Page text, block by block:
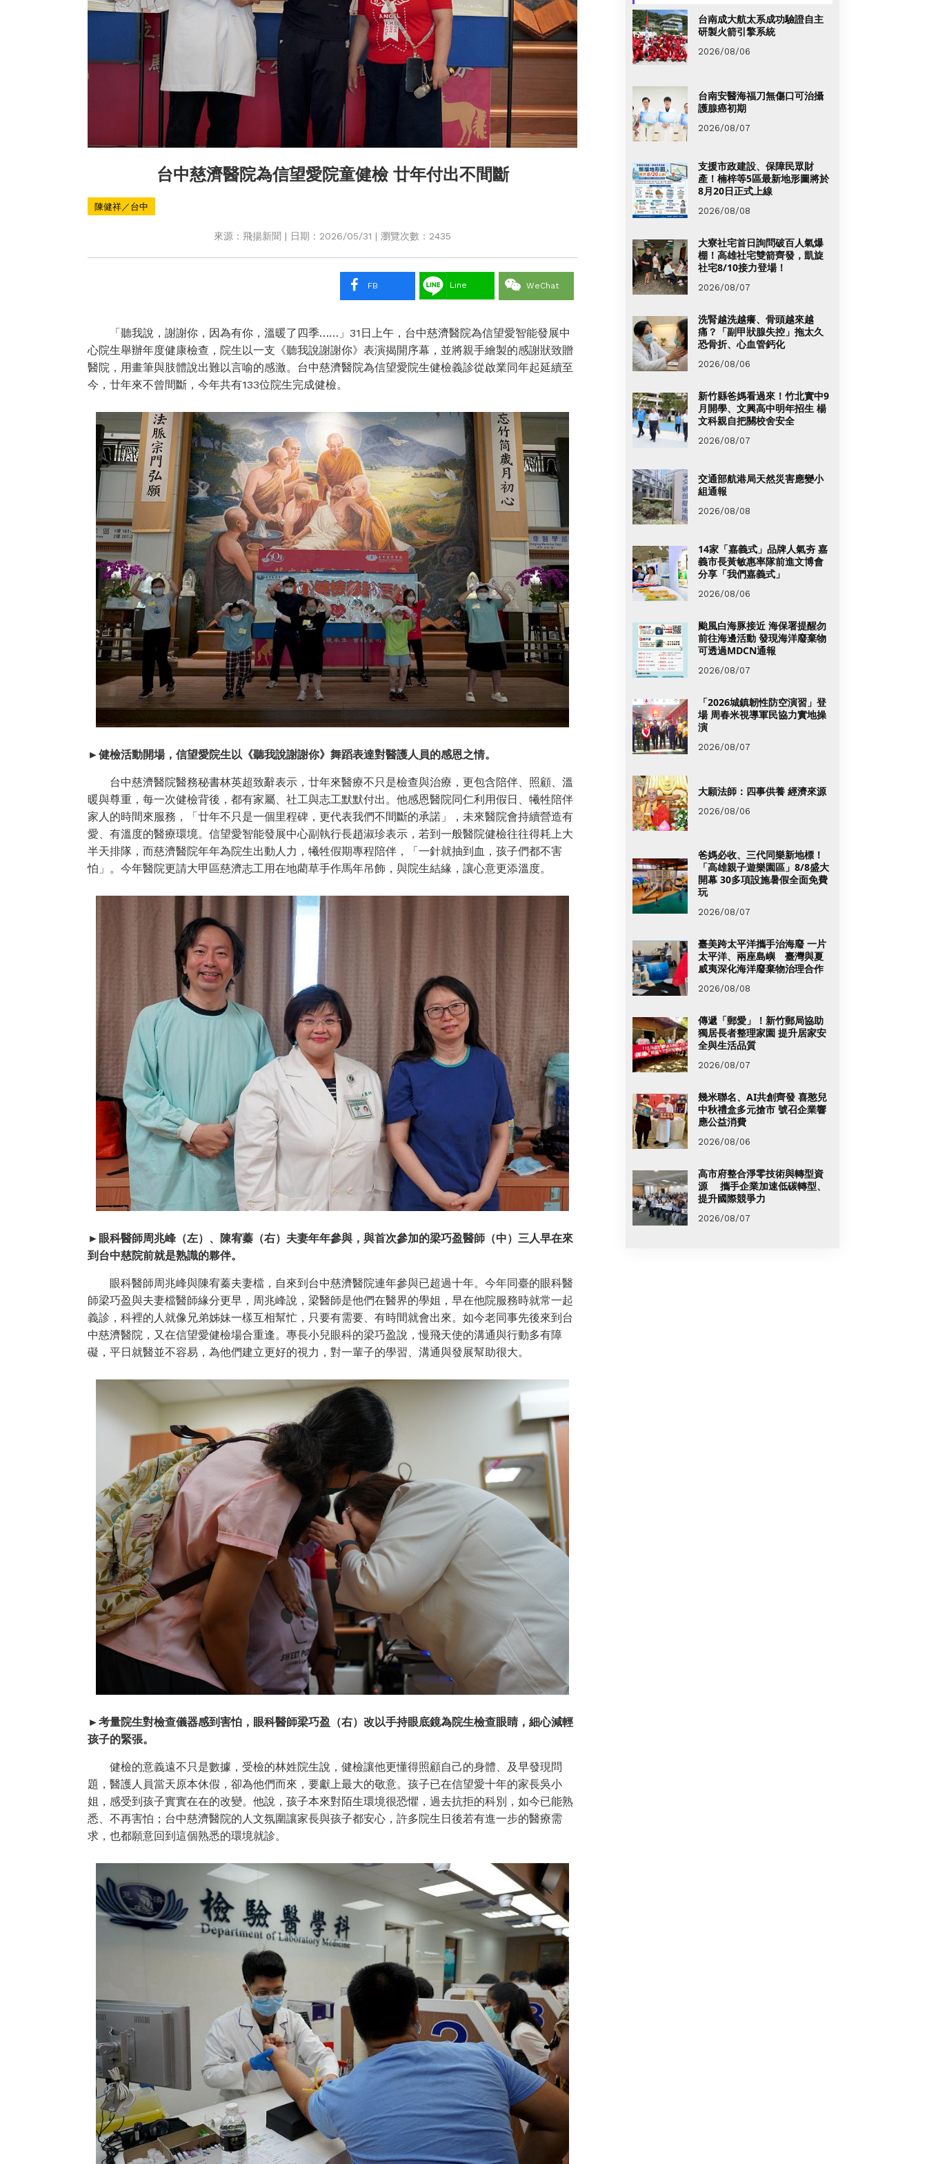
台中慈濟醫院為信望愛院童健檢 廿年付出不間斷
陳健祥／台中
來源：飛揚新聞 | 日期：2026/05/31 | 瀏覽次數：2435
FB Line WeChat
「聽我說，謝謝你，因為有你，溫暖了四季……」31日上午，台中慈濟醫院為信望愛智能發展中
心院生舉辦年度健康檢查，院生以一支《聽我說謝謝你》表演揭開序幕，並將親手繪製的感謝狀致贈
醫院，用畫筆與肢體說出難以言喻的感激。台中慈濟醫院為信望愛院生健檢義診從啟業同年起延續至
今，廿年來不曾間斷，今年共有133位院生完成健檢。
►健檢活動開場，信望愛院生以《聽我說謝謝你》舞蹈表達對醫護人員的感恩之情。
台中慈濟醫院醫務秘書林英超致辭表示，廿年來醫療不只是檢查與治療，更包含陪伴、照顧、溫
暖與尊重，每一次健檢背後，都有家屬、社工與志工默默付出。他感恩醫院同仁利用假日、犧牲陪伴
家人的時間來服務，「廿年不只是一個里程碑，更代表我們不間斷的承諾」，未來醫院會持續營造有
愛、有溫度的醫療環境。信望愛智能發展中心副執行長趙淑珍表示，若到一般醫院健檢往往得耗上大
半天排隊，而慈濟醫院年年為院生出動人力，犧牲假期專程陪伴，「一針就抽到血，孩子們都不害
怕」。今年醫院更請大甲區慈濟志工用在地藺草手作馬年吊飾，與院生結緣，讓心意更添溫度。
►眼科醫師周兆峰（左）、陳宥蓁（右）夫妻年年參與，與首次參加的梁巧盈醫師（中）三人早在來
到台中慈院前就是熟識的夥伴。
眼科醫師周兆峰與陳宥蓁夫妻檔，自來到台中慈濟醫院連年參與已超過十年。今年同臺的眼科醫
師梁巧盈與夫妻檔醫師緣分更早，周兆峰說，梁醫師是他們在醫界的學姐，早在他院服務時就常一起
義診，科裡的人就像兄弟姊妹一樣互相幫忙，只要有需要、有時間就會出來。如今老同事先後來到台
中慈濟醫院，又在信望愛健檢場合重逢。專長小兒眼科的梁巧盈說，慢飛天使的溝通與行動多有障
礙，平日就醫並不容易，為他們建立更好的視力，對一輩子的學習、溝通與發展幫助很大。
►考量院生對檢查儀器感到害怕，眼科醫師梁巧盈（右）改以手持眼底鏡為院生檢查眼睛，細心減輕
孩子的緊張。
健檢的意義遠不只是數據，受檢的林姓院生說，健檢讓他更懂得照顧自己的身體、及早發現問
題，醫護人員當天原本休假，卻為他們而來，要獻上最大的敬意。孩子已在信望愛十年的家長吳小
姐，感受到孩子實實在在的改變。他說，孩子本來對陌生環境很恐懼，過去抗拒的科別，如今已能熟
悉、不再害怕；台中慈濟醫院的人文氛圍讓家長與孩子都安心，許多院生日後若有進一步的醫療需
求，也都願意回到這個熟悉的環境就診。
台南成大航太系成功驗證自主
研製火箭引擎系統
2026/08/06
台南安醫海福刀無傷口可治攝
護腺癌初期
2026/08/07
支援市政建設、保障民眾財
產！楠梓等5區最新地形圖將於
8月20日正式上線
2026/08/08
大寮社宅首日詢問破百人氣爆
棚！高雄社宅雙箭齊發，凱旋
社宅8/10接力登場！
2026/08/07
洗腎越洗越癢、骨頭越來越
痛？「副甲狀腺失控」拖太久
恐骨折、心血管鈣化
2026/08/06
新竹縣爸媽看過來！竹北實中9
月開學、文興高中明年招生 楊
文科親自把關校舍安全
2026/08/07
交通部航港局天然災害應變小
組通報
2026/08/08
14家「嘉義式」品牌人氣夯 嘉
義市長黃敏惠率隊前進文博會
分享「我們嘉義式」
2026/08/06
颱風白海豚接近 海保署提醒勿
前往海邊活動 發現海洋廢棄物
可透過MDCN通報
2026/08/07
「2026城鎮韌性防空演習」登
場 周春米視導軍民協力實地操
演
2026/08/07
大願法師：四事供養 經濟來源
2026/08/06
爸媽必收、三代同樂新地標！
「高雄親子遊樂園區」8/8盛大
開幕 30多項設施暑假全面免費
玩
2026/08/07
臺美跨太平洋攜手治海廢 一片
太平洋、兩座島嶼 臺灣與夏
威夷深化海洋廢棄物治理合作
2026/08/08
傳遞「郵愛」！新竹郵局協助
獨居長者整理家園 提升居家安
全與生活品質
2026/08/07
幾米聯名、AI共創齊發 喜憨兒
中秋禮盒多元搶市 號召企業響
應公益消費
2026/08/06
高市府整合淨零技術與轉型資
源 攜手企業加速低碳轉型、
提升國際競爭力
2026/08/07